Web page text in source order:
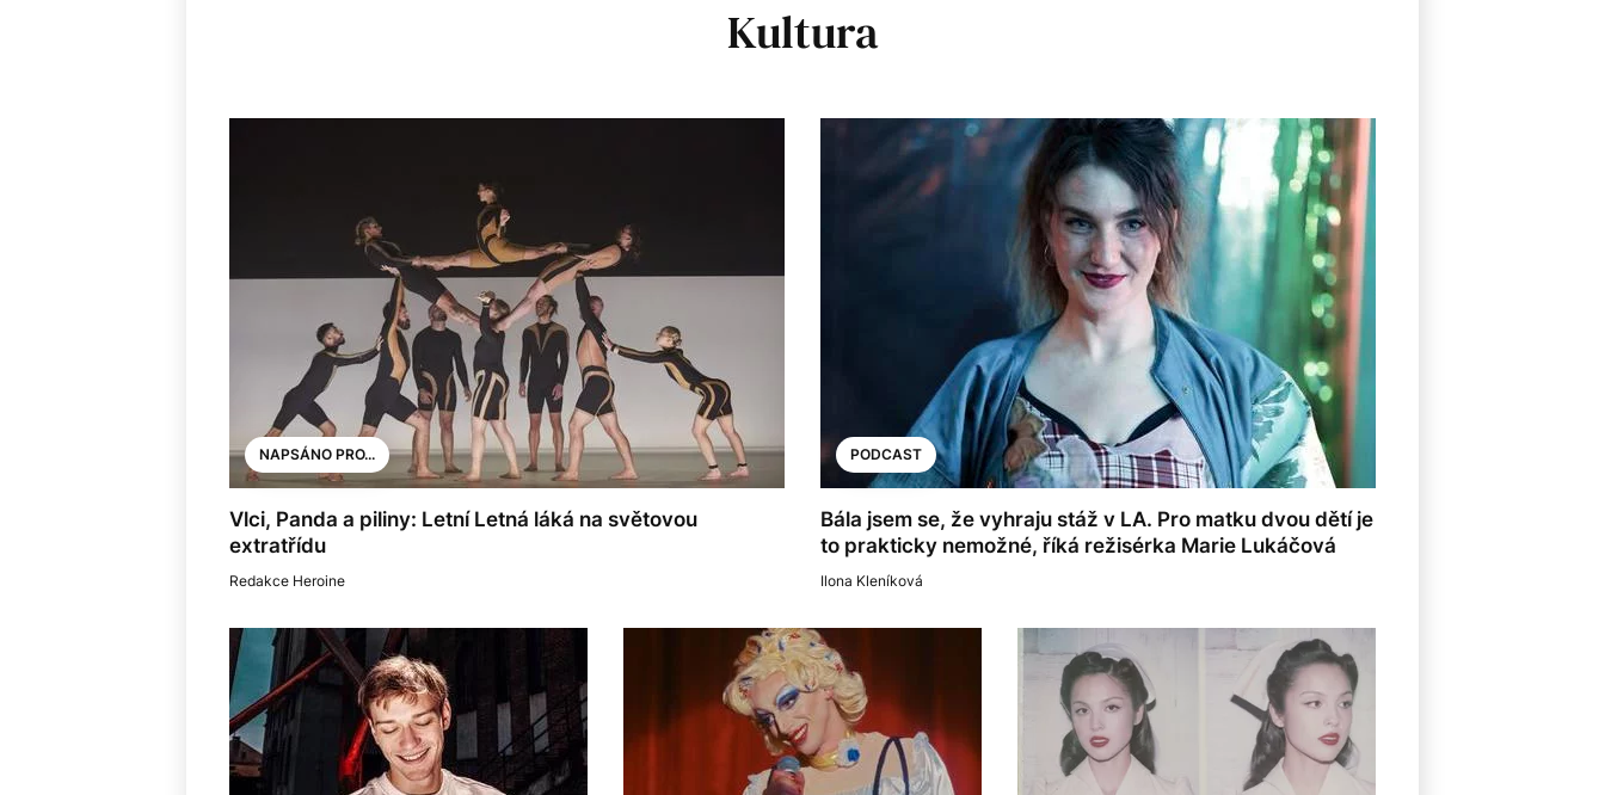
Kultura
NAPSÁNO PRO...
Vlci, Panda a piliny: Letní Letná láká na světovou
extratřídu
Redakce Heroine
PODCAST
Bála jsem se, že vyhraju stáž v LA. Pro matku dvou dětí je
to prakticky nemožné, říká režisérka Marie Lukáčová
Ilona Kleníková